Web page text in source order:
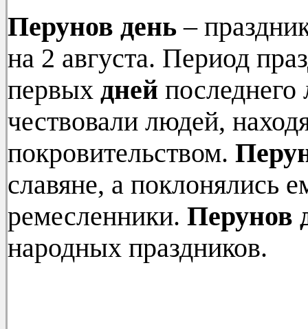
Перунов день –
на 2 августа. Период
первых дней
чествовали людей,
покровительством.
славяне, а поклонялись
ремесленники. Перунов
народных праздников.